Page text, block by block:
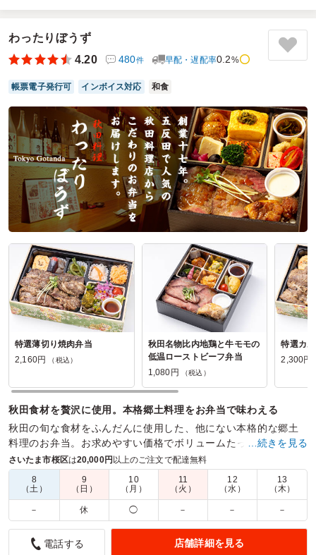
た中で、前日の15時まで大変助かりました。
鶏肉や牛肉の下に、ほどよい量のサラダ（野菜）も敷いてあ
り、お肉ばかり！というよりバランスのいいお弁当でした。
蛸飯も（蛸も柔らかかった）味付けが好みでした。
参加者の方からも、とても美味しいです！どこのお弁当です
か？と尋ねられるほどでした。
0.5マイナスにしたのは、ランプステーキが少し硬かったか
な？と思った点です。
バランスはすごく良いので、また利用させてもらいます。
ご利用シーン： 会議・セミナー›会議
参加者の年齢：40代～50代男女比：男性多め
東京都千代田区大手町
2025/03/28
罪深き肉ツミニクの口コミをもっと見る
わったりぼうず
4.20
480件 早配・遅配率0.2%
帳票電子発行可 インボイス対応 和食
特選薄切り焼肉弁当
2,160円
（税込）
秋田名物比内地鶏と牛モモの
低温ローストビーフ弁当
1,080円
（税込）
特選カ
2,300円
秋田食材を贅沢に使用。本格郷土料理をお弁当で味わえる
秋田の旬な食材をふんだんに使用した、他にない本格的な郷土
料理のお弁当。お求めやすい価格でボリュームたっぷりにご提
供いたします。
商品数： 締切日時： 2日前17:00 価格帯：
1,080円～3,000円
配達時間：
8:30～16:00
丁寧に配送、丁寧梱包
5.0
…続きを見る
さいたま市桜区は20,000円 以上のご注文で配達無料
8
（土）
9
（日）
10
（月）
11
（火）
12
（水）
13
（木）
－ 休 ◯ － － －
電話する 店舗詳細を見る